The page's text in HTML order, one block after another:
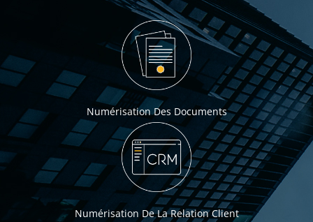
Numérisation Des Documents
Numérisation De La Relation Client